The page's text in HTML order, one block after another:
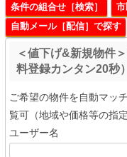
条件の組合せ［検索］ 市
自動メール［配信］で探す
＜値下げ&新規物件
料登録カンタン20秒）
ご希望の物件を自動マッ
覧可（地域や価格等の指
ユーザー名